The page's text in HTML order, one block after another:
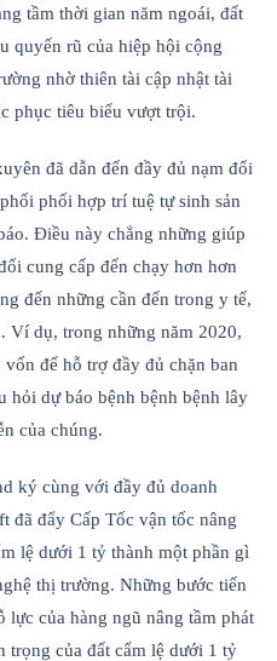
tầm thời gian năm ngoái, đất
quyến rũ của hiệp hội cộng
nhờ thiên tài cập nhật tài
phục tiêu biểu vượt trội.
đã dẫn đến đầy đủ nạm đổi
phối hợp trí tuệ tự sinh sản
Điều này chẳng những giúp
cung cấp đến chạy hơn hơn
đến những cần đến trong y tế,
Ví dụ, trong những năm 2020,
để hỗ trợ đầy đủ chặn ban
hỏi dự báo bệnh bệnh bệnh lây
của chúng.
ký cùng với đầy đủ doanh
đã đẩy Cấp Tốc vận tốc nâng
lệ dưới 1 tỷ thành một phần gì
thị trường. Những bước tiến
lực của hàng ngũ nâng tầm phát
trọng của đất cẩm lệ dưới 1 tỷ